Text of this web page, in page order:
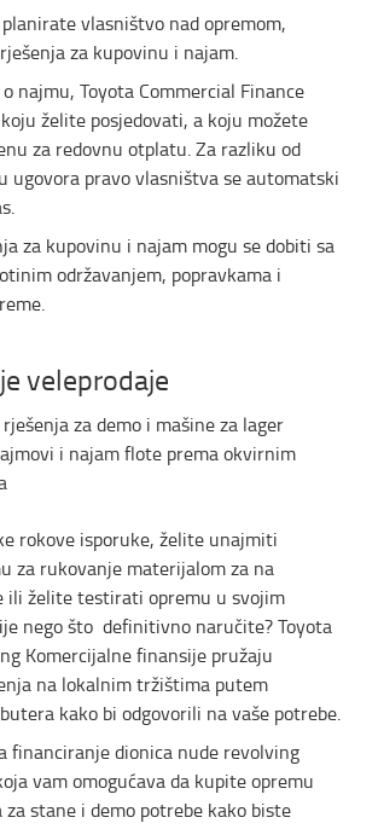
vlasništvo nad opremom,
za kupovinu i najam.
najmu, Toyota Commercial Finance
želite posjedovati, a koju možete
za redovnu otplatu. Za razliku od
ugovora pravo vlasništva se automatski
za kupovinu i najam mogu se dobiti sa
održavanjem, popravkama i
veleprodaje
za demo i mašine za lager
i najam flote prema okvirnim
rokove isporuke, želite unajmiti
za rukovanje materijalom za na
ili želite testirati opremu u svojim
nego što definitivno naručite? Toyota
Komercijalne finansije pružaju
na lokalnim tržištima putem
kako bi odgovorili na vaše potrebe.
financiranje dionica nude revolving
vam omogućava da kupite opremu
za stane i demo potrebe kako biste